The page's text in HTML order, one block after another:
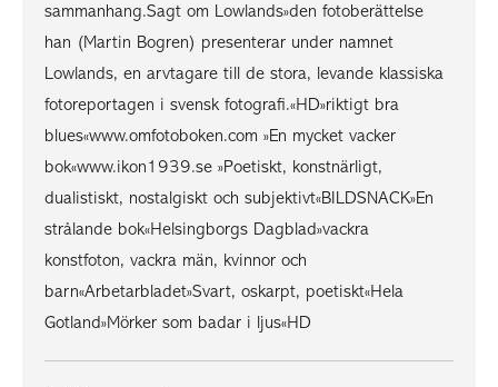
sammanhang.Sagt om Lowlands»den fotoberättelse
han (Martin Bogren) presenterar under namnet
Lowlands, en arvtagare till de stora, levande klassiska
fotoreportagen i svensk fotografi.«HD»riktigt bra
blues«www.omfotoboken.com »En mycket vacker
bok«www.ikon1939.se »Poetiskt, konstnärligt,
dualistiskt, nostalgiskt och subjektivt«BILDSNACK»En
strålande bok«Helsingborgs Dagblad»vackra
konstfoton, vackra män, kvinnor och
barn«Arbetarbladet»Svart, oskarpt, poetiskt«Hela
Gotland»Mörker som badar i ljus«HD